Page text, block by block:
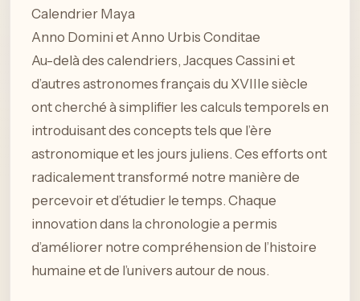
Calendrier Maya
Anno Domini et Anno Urbis Conditae
Au-delà des calendriers, Jacques Cassini et
d’autres astronomes français du XVIIIe siècle
ont cherché à simplifier les calculs temporels en
introduisant des concepts tels que l’ère
astronomique et les jours juliens. Ces efforts ont
radicalement transformé notre manière de
percevoir et d’étudier le temps. Chaque
innovation dans la chronologie a permis
d’améliorer notre compréhension de l’histoire
humaine et de l’univers autour de nous.